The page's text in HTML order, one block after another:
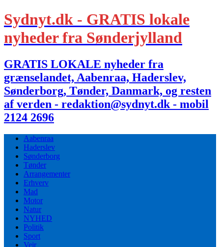
Sydnyt.dk - GRATIS lokale
nyheder fra Sønderjylland
GRATIS LOKALE nyheder fra
grænselandet, Aabenraa, Haderslev,
Sønderborg, Tønder, Danmark, og resten
af verden - redaktion@sydnyt.dk - mobil
2124 2696
Aabenraa
Haderslev
Sønderborg
Tønder
Arrangementer
Erhverv
Mad
Motor
Natur
NYHED
Politik
Sport
Vejr